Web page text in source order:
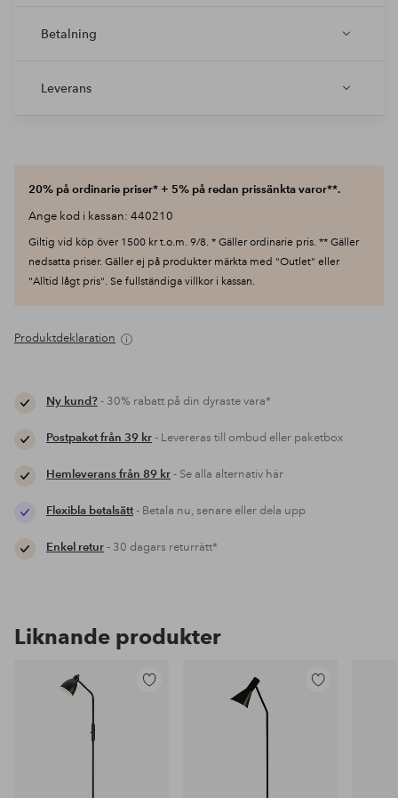
Betalning
Leverans
20% på ordinarie priser* + 5% på redan prissänkta varor**.
Ange kod i kassan: 440210
Giltig vid köp över 1500 kr t.o.m. 9/8. * Gäller ordinarie pris. ** Gäller
nedsatta priser. Gäller ej på produkter märkta med "Outlet" eller
"Alltid lågt pris". Se fullständiga villkor i kassan.
Produktdeklaration
Ny kund?- 30% rabatt på din dyraste vara*
Postpaket från 39 kr- Levereras till ombud eller paketbox
Hemleverans från 89 kr- Se alla alternativ här
Flexibla betalsätt- Betala nu, senare eller dela upp
Enkel retur- 30 dagars returrätt*
Liknande produkter